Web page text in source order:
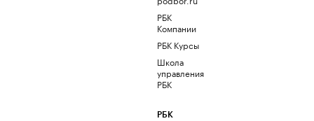
РБК
Компании
РБК Курсы
Школа
управления
РБК
РБК